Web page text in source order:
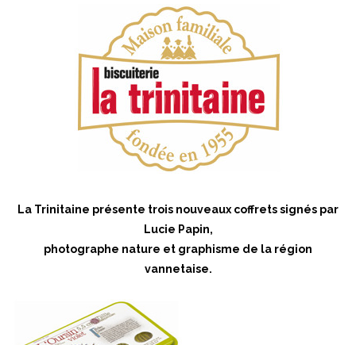
La Trinitaine présente trois nouveaux coffrets signés par
Lucie Papin,
photographe nature et graphisme de la région
vannetaise.